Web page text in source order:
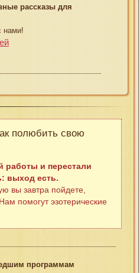
рассказы для
нами!
полюбить свою
работы и перестали
выход есть.
вы завтра пойдете,
помогут эзотерические
программам